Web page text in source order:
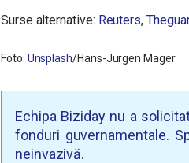
Surse alternative: Reuters,
Foto: Unsplash/Hans-Jurgen Mager
Echipa Biziday nu a
fonduri guvernamentale.
neinvazivă.